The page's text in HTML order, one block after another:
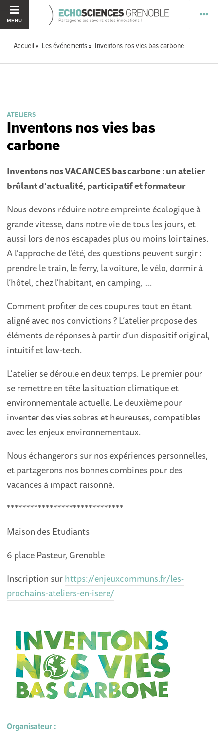
MENU
Accueil Les événements Inventons nos vies bas carbone
ATELIERS
Inventons nos vies bas
carbone
Inventons nos VACANCES bas carbone : un atelier
brûlant d’actualité, participatif et formateur
Nous devons réduire notre empreinte écologique à
grande vitesse, dans notre vie de tous les jours, et
aussi lors de nos escapades plus ou moins lointaines.
A l'approche de l'été, des questions peuvent surgir :
prendre le train, le ferry, la voiture, le vélo, dormir à
l’hôtel, chez l'habitant, en camping, ....
Comment profiter de ces coupures tout en étant
aligné avec nos convictions ? L’atelierpropose des
éléments de réponses à partir d’un dispositif original,
intuitif et low-tech.
L'atelier se déroule en deux temps. Le premier pour
se remettre en tête la situation climatique et
environnementale actuelle. Le deuxième pour
inventer des vies sobres et heureuses, compatibles
avec les enjeux environnementaux.
Nous échangerons sur nos expériences personnelles,
et partagerons nos bonnes combines pour des
vacances à impact raisonné.
******************************
Maison des Etudiants
6 place Pasteur, Grenoble
Inscription surhttps://enjeuxcommuns.fr/les-
prochains-ateliers-en-isere/
Organisateur :